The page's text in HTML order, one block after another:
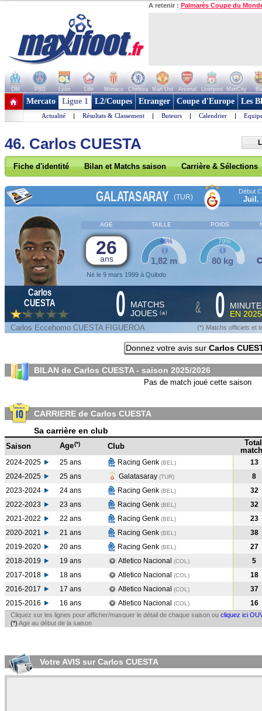
A retenir : Palmarès Coupe du
OM PSG Lyon Lille Monaco Chelsea Man Utd Arsenal Liverpool ManCity
+ de clubs
Mercato Ligue 1 L2/Coupes Etranger Coupe d'Europe Les
Actualité | Résultats & Classement | Buteurs | Calendrier |
46. Carlos CUESTA
Fiche d'identité Bilan et Matchs saison Carrière & Sélections
GALATASARAY (TUR)
Début
Juil.
AGE TAILLE POIDS
26
ans
Né le 9 mars 1999 à Quibdo
1,82 m
46%
80 kg
79%
Carlos
CUESTA
0 MATCHS
JOUES (*) & 0
EN
Carlos Eccehomo CUESTA FIGUEROA (*) Matchs officiels et
Donnez votre avis sur Carlos
BILAN de Carlos CUESTA - saison 2025/2026
Pas de match joué cette saison
CARRIERE de Carlos CUESTA
Sa carrière en club
Saison Age(*) Club
Total
2024-2025 25 ans Racing Genk (BEL )
13
2024-2025
25 ans Galatasaray (TUR)
8
2023-2024
24 ans Racing Genk (BEL )
32
2022-2023
23 ans Racing Genk (BEL )
32
2021-2022
22 ans Racing Genk (BEL )
23
2020-2021
21 ans Racing Genk (BEL )
38
2019-2020
20 ans Racing Genk (BEL )
27
2018-2019
19 ans Atletico Nacional (COL )
5
2017-2018
18 ans Atletico Nacional (COL )
18
2016-2017
17 ans Atletico Nacional (COL )
37
2015-2016
16 ans Atletico Nacional (COL ) 16
Cliquez sur les lignes pour afficher/masquer le détail de chaque saison ou cliquez ici
(*) Age au début de la saison
Votre AVIS sur Carlos CUESTA